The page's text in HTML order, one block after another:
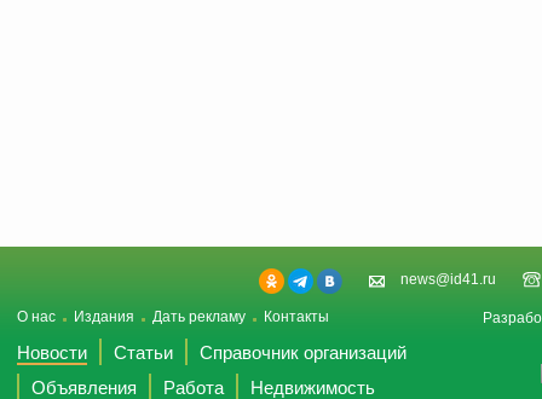
news@id41.ru
О нас Издания Дать рекламу Контакты
Новости Статьи
Справочник организаций
Объявления
Работа
Недвижимость